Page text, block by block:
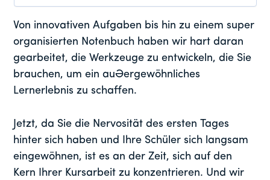
Von innovativen Aufgaben bis hin zu einem super
organisierten Notenbuch haben wir hart daran
gearbeitet, die Werkzeuge zu entwickeln, die Sie
brauchen, um ein außergewöhnliches
Lernerlebnis zu schaffen.
Jetzt, da Sie die Nervosität des ersten Tages
hinter sich haben und Ihre Schüler sich langsam
eingewöhnen, ist es an der Zeit, sich auf den
Kern Ihrer Kursarbeit zu konzentrieren. Und wir